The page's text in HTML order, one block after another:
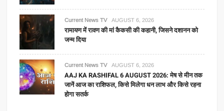
Current News TV AUGUST 6, 2026
रामायण में रावण की मां कैकसी की कहानी, जिसने दशानन को
जन्म दिया
Current News TV AUGUST 6, 2026
AAJ KA RASHIFAL 6 AUGUST 2026: मेष से मीन तक
जानें आज का राशिफल, किसे मिलेगा धन लाभ और किसे रहना
होगा सतर्क